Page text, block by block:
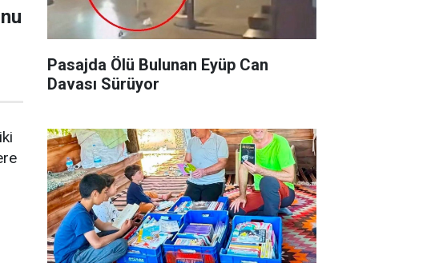
Pasajda Ölü Bulunan Eyüp Can
Davası Sürüyor